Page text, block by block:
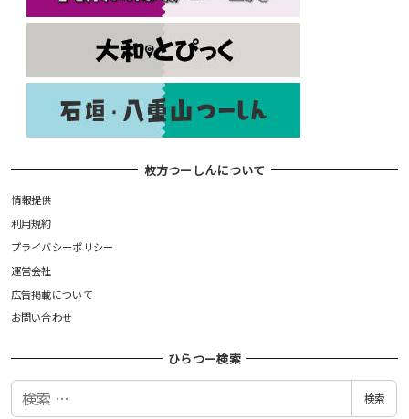
枚方つーしんについて
情報提供
利用規約
プライバシーポリシー
運営会社
広告掲載について
お問い合わせ
ひらつー検索
検
検索